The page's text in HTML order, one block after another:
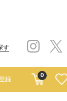
す
0
録